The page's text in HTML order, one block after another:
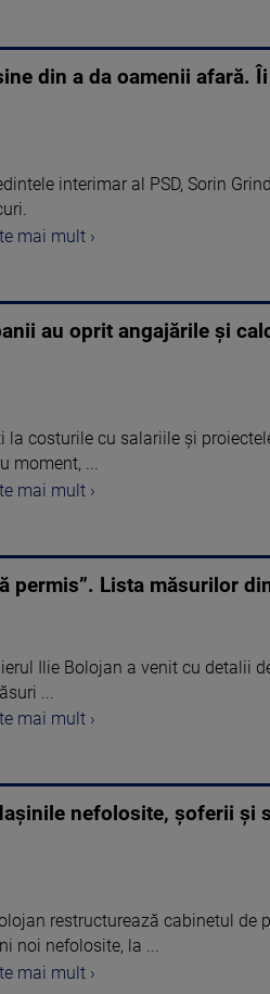
din a da oamenii afară.
interimar al PSD, Sorin
mai mult ›
au oprit angajările și
la costurile cu salariile și
moment, ...
mai mult ›
permis”. Lista măsurilor
Ilie Bolojan a venit cu detalii
...
mai mult ›
nefolosite, șoferii și
restructurează cabinetul
noi nefolosite, la ...
mai mult ›